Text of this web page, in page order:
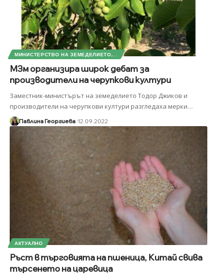
МИНИСТЕРСТВО НА ЗЕМЕДЕЛИЕТО,...
МЗм организира широк дебат за
производители на черупкови култури
Заместник-министърът на земеделието Тодор Джиков и
производители на черупкови култури разгледаха мерки…
Павлина Георгиева 12.09.2022
АКТУАЛНО
Ръст в търговията на пшеница, Китай свива
търсенето на царевица